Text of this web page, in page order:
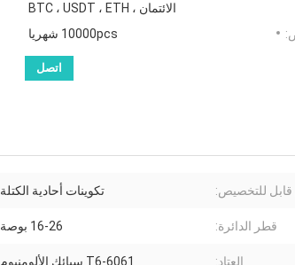
الائتمان ، BTC ، USDT ، ETH
10000pcs شهريا
اتصل
قابل للتخصيص: تكوينات أحادية الكتلة
قطر الدائرة: 16-26 بوصة
العتاد: 6061-T6 سبائك الألومنيوم